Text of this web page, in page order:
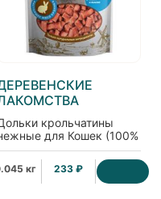
крольчатины
для Кошек (100%
кг 233 ₽